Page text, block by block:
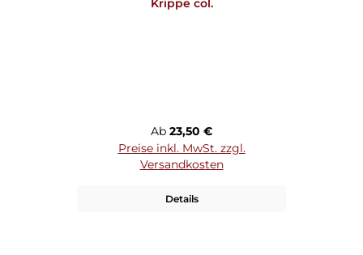
Regulärer Preis:
Ab 23,50 €
Preise inkl. MwSt. zzgl.
Versandkosten
Details